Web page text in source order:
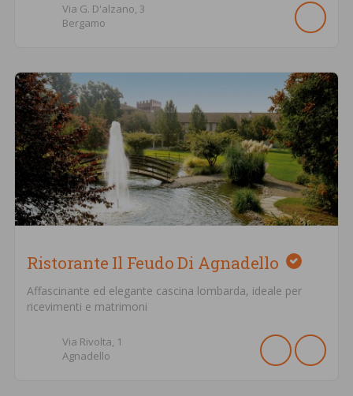
Via G. D'alzano, 3
Bergamo
Ristorante Il Feudo Di Agnadello
Affascinante ed elegante cascina lombarda, ideale per
ricevimenti e matrimoni
Via Rivolta, 1
Agnadello